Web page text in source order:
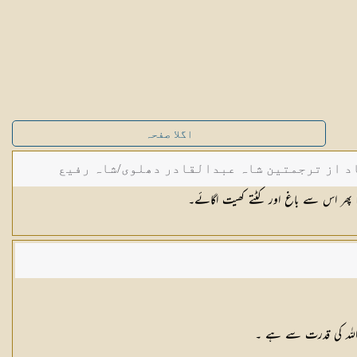
اگلا صفحہ
از ترجمتین شاہ عبدالقادر دھلوی/شاہ رفیع
اس سے باغ اور کٹتے کھیت اگائے۔
اللہ کی قدرت سے ہے ۔